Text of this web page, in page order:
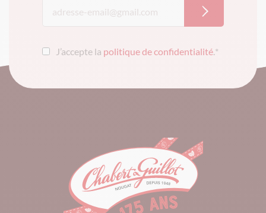
J’accepte la politique de confidentialité.*